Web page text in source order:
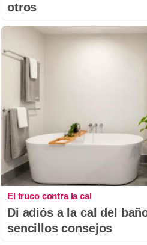
otros
El truco contra la cal
Di adiós a la cal del
sencillos consejos